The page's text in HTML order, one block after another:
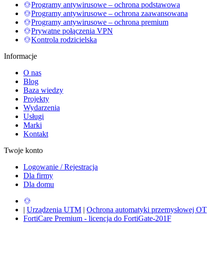
Programy antywirusowe – ochrona podstawowa
Programy antywirusowe – ochrona zaawansowana
Programy antywirusowe – ochrona premium
Prywatne połączenia VPN
Kontrola rodzicielska
Informacje
O nas
Blog
Baza wiedzy
Projekty
Wydarzenia
Usługi
Marki
Kontakt
Twoje konto
Logowanie / Rejestracja
Dla firmy
Dla domu
| Urządzenia UTM | Ochrona automatyki przemysłowej OT
FortiCare Premium - licencja do FortiGate-201F